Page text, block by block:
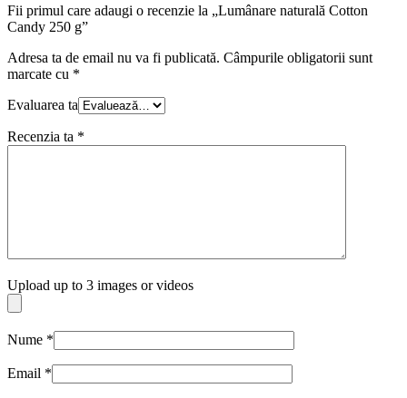
Fii primul care adaugi o recenzie la „Lumânare naturală Cotton
Candy 250 g”
Adresa ta de email nu va fi publicată. Câmpurile obligatorii sunt
marcate cu *
Evaluarea ta
Recenzia ta *
Upload up to 3 images or videos
Nume *
Email *